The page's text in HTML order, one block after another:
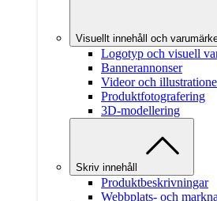
Visuellt innehåll och
Logotyp och visuell
Bannerannonser
Videor och
Produktfotografering
3D-modellering
Skriv innehåll
Produktbeskrivningar
Webbplats- och